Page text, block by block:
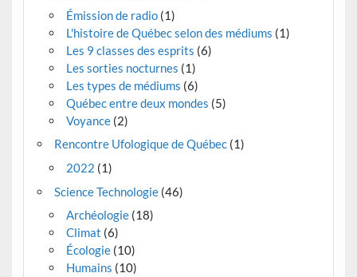
Émission de radio(1)
L'histoire de Québec selon des médiums (1)
Les 9 classes des esprits (6)
Les sorties nocturnes (1)
Les types de médiums (6)
Québec entre deux mondes (5)
Voyance(2)
Rencontre Ufologique de Québec(1)
2022 (1)
Science Technologie(46)
Archéologie(18)
Climat (6)
Écologie(10)
Humains (10)